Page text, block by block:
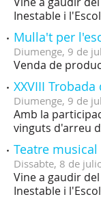
Inestable i
Mulla't per
Diumenge, 9 de
Venda de
XXVIII
Diumenge, 9 de
Amb la
vinguts d'arreu
Teatre
Dissabte, 8 de
Vine a gaudir
Inestable i